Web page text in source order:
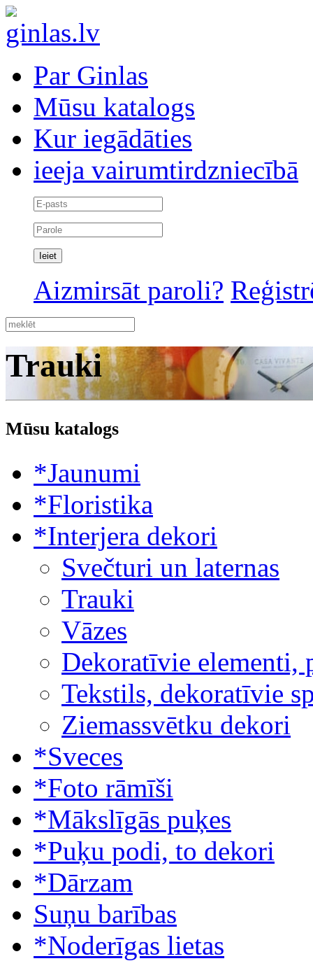
Par Ginlas
Mūsu katalogs
Kur iegādāties
ieeja vairumtirdzniecībā
Aizmirsāt paroli?
Trauki
Mūsu katalogs
*Jaunumi
*Floristika
*Interjera dekori
Svečturi un laternas
Trauki
Vāzes
Dekoratīvie elementi,
Tekstils, dekoratīvie
Ziemassvētku dekori
*Sveces
*Foto rāmīši
*Mākslīgās puķes
*Puķu podi, to dekori
*Dārzam
Suņu barības
*Noderīgas lietas